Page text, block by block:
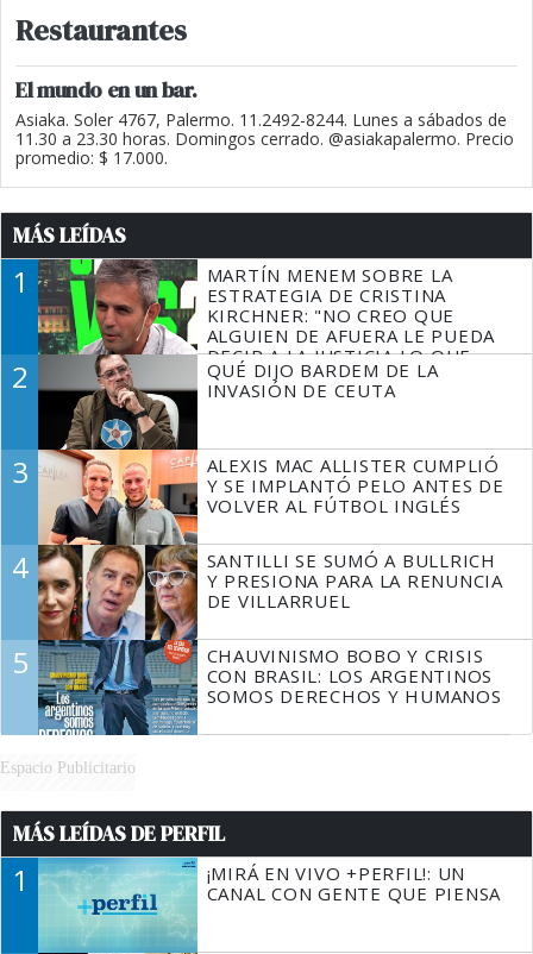
Restaurantes
El mundo en un bar.
Asiaka. Soler 4767, Palermo. 11.2492-8244. Lunes a sábados de
11.30 a 23.30 horas. Domingos cerrado. @asiakapalermo. Precio
promedio: $ 17.000.
MÁS LEÍDAS
1
MARTÍN MENEM SOBRE LA
ESTRATEGIA DE CRISTINA
KIRCHNER: "NO CREO QUE
ALGUIEN DE AFUERA LE PUEDA
DECIR A LA JUSTICIA LO QUE
TIENE QUE HACER"
2
QUÉ DIJO BARDEM DE LA
INVASIÓN DE CEUTA
3
ALEXIS MAC ALLISTER CUMPLIÓ
Y SE IMPLANTÓ PELO ANTES DE
VOLVER AL FÚTBOL INGLÉS
4
SANTILLI SE SUMÓ A BULLRICH
Y PRESIONA PARA LA RENUNCIA
DE VILLARRUEL
5
CHAUVINISMO BOBO Y CRISIS
CON BRASIL: LOS ARGENTINOS
SOMOS DERECHOS Y HUMANOS
Espacio Publicitario
MÁS LEÍDAS DE PERFIL
1
¡MIRÁ EN VIVO +PERFIL!: UN
CANAL CON GENTE QUE PIENSA